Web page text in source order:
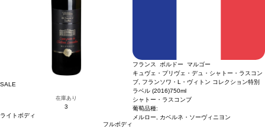
SALE
在庫あり
3
ライトボディ
フルボディ
フランス ボルドー マルゴー
キュヴェ・プリヴェ・デュ・シャトー・ラスコン
ブ, フランソワ・L・ヴィトン コレクション特別
ラベル (2016)750ml
シャトー・ラスコンブ
葡萄品種:
メルロー, カベルネ・ソーヴィニヨン